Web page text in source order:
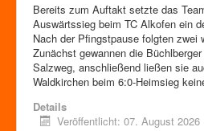
Bereits zum Auftakt setzte das
Auswärtssieg beim TC Alkofen ein
Nach der Pfingstpause folgten zwei
Zunächst gewannen die
Salzweg, anschließend ließen sie
Waldkirchen beim 6:0-Heimsieg
Details
Veröffentlicht: 07. August 2026